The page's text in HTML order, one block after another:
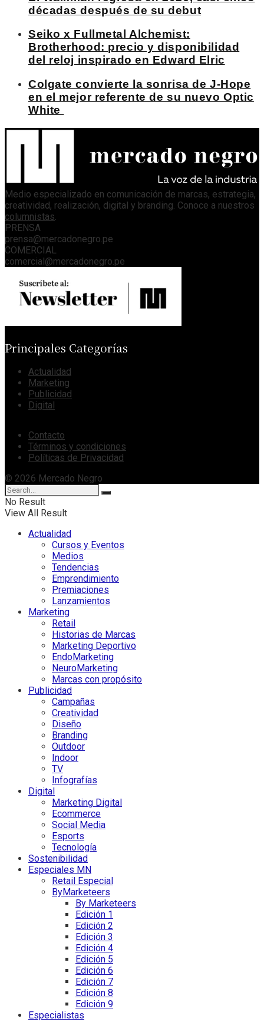
décadas después de su debut
Seiko x Fullmetal Alchemist:
Brotherhood: precio y disponibilidad
del reloj inspirado en Edward Elric
Colgate convierte la sonrisa de J-Hope
en el mejor referente de su nuevo Optic
White
Medio especializado en comunicación de marcas, estrategia,
creatividad, realización, digital y branding. Conoce a nuestros
columnistas
PRENSA
prensa@mercadonegro.pe
COMERCIAL
comercial@mercadonegro.pe
Principales Categorías
Actualidad
Marketing
Publicidad
Digital
Contacto
Términos y condiciones
Políticas de Privacidad
© 2026 Mercado Negro
No Result
View All Result
Actualidad
Cursos y Eventos
Medios
Tendencias
Emprendimiento
Premiaciones
Lanzamientos
Marketing
Retail
Historias de Marcas
Marketing Deportivo
EndoMarketing
NeuroMarketing
Marcas con propósito
Publicidad
Campañas
Creatividad
Diseño
Branding
Outdoor
Indoor
TV
Infografías
Digital
Marketing Digital
Ecommerce
Social Media
Esports
Tecnología
Sostenibilidad
Especiales MN
Retail Especial
ByMarketeers
By Marketeers
Edición 1
Edición 2
Edición 3
Edición 4
Edición 5
Edición 6
Edición 7
Edición 8
Edición 9
Especialistas